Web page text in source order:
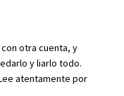
otra cuenta, y
y liarlo todo.
atentamente por